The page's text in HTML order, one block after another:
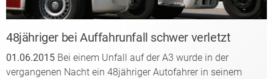
48jähriger bei Auffahrunfall schwer verletzt
01.06.2015 Bei einem Unfall auf der A3 wurde in der
vergangenen Nacht ein 48jähriger Autofahrer in seinem